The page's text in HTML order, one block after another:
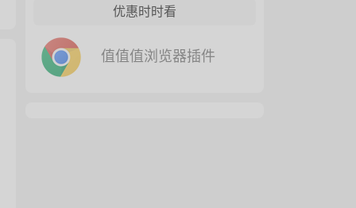
优惠时时看
值值值浏览器插件